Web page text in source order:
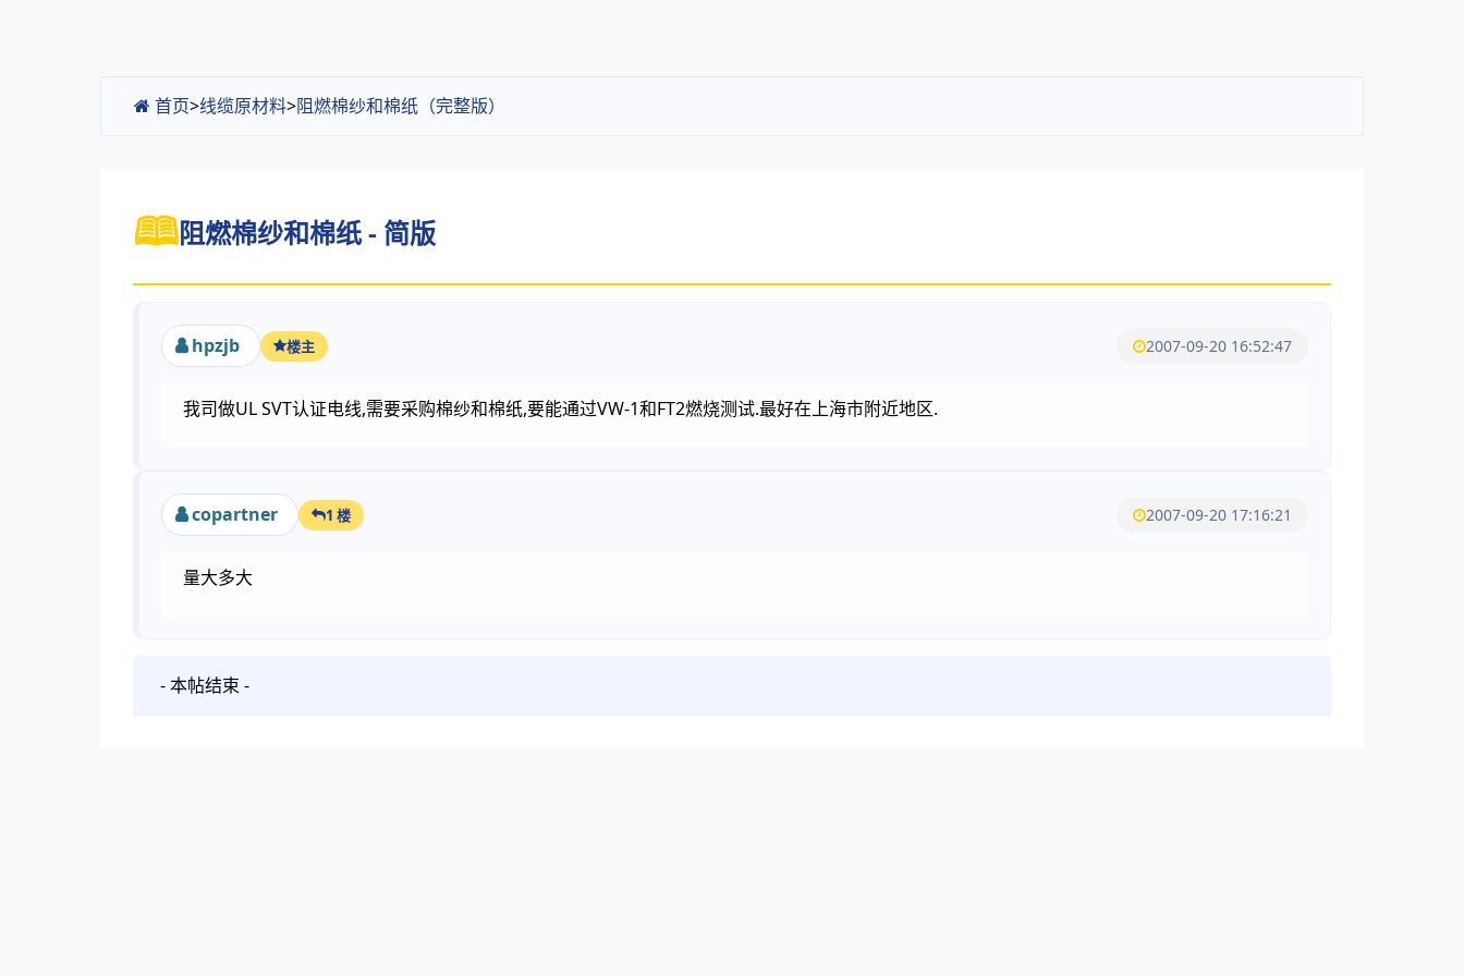
首页>线缆原材料>阻燃棉纱和棉纸（完整版）
阻燃棉纱和棉纸 - 简版
hpzjb 楼主 2007-09-20 16:52:47
我司做UL SVT认证电线,需要采购棉纱和棉纸,要能通过VW-1和FT2燃烧测试.最好在上海市附近地区.
copartner 1 楼 2007-09-20 17:16:21
量大多大
- 本帖结束 -